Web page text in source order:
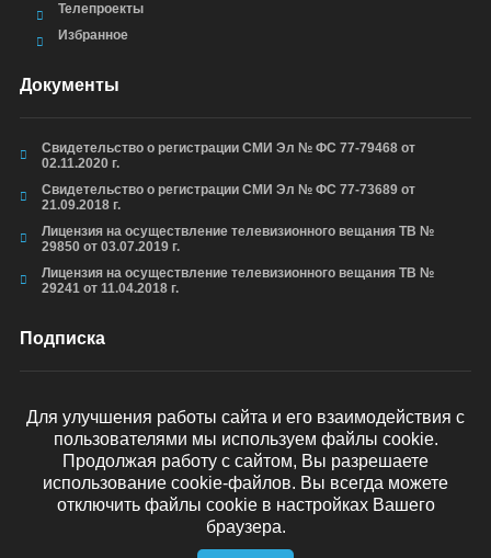
Телепроекты
Избранное
Документы
Свидетельство о регистрации СМИ Эл № ФС 77-79468 от
02.11.2020 г.
Свидетельство о регистрации СМИ Эл № ФС 77-73689 от
21.09.2018 г.
Лицензия на осуществление телевизионного вещания ТВ №
29850 от 03.07.2019 г.
Лицензия на осуществление телевизионного вещания ТВ №
29241 от 11.04.2018 г.
Подписка
ОТПРАВИТЬ
Для улучшения работы сайта и его взаимодействия с
пользователями мы используем файлы cookie.
Продолжая работу с сайтом, Вы разрешаете
использование cookie-файлов. Вы всегда можете
отключить файлы cookie в настройках Вашего
браузера.